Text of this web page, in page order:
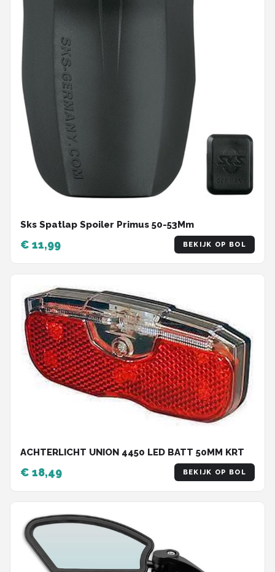
Sks Spatlap Spoiler Primus 50-53Mm
€ 11,99 BEKIJK OP BOL
ACHTERLICHT UNION 4450 LED BATT 50MM KRT
€ 18,49 BEKIJK OP BOL